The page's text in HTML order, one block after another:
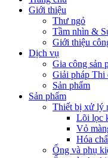
Giới thiệu
Thư ngỏ
Tầm nhìn &
Giới thiệu
Dịch vụ
Gia công sản
Giải pháp Thi
Sản phẩm
Sản phẩm
Thiết bị xử lý
Lõi lọc
Vỏ
Hóa
Ống và phụ